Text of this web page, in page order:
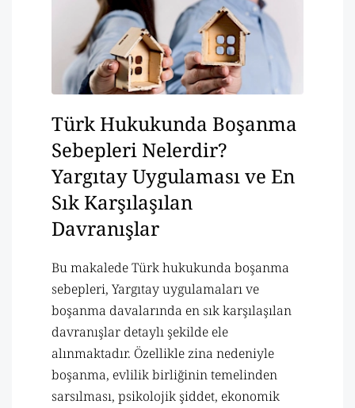
Türk Hukukunda Boşanma
Sebepleri Nelerdir?
Yargıtay Uygulaması ve En
Sık Karşılaşılan
Davranışlar
Bu makalede Türk hukukunda boşanma
sebepleri, Yargıtay uygulamaları ve
boşanma davalarında en sık karşılaşılan
davranışlar detaylı şekilde ele
alınmaktadır. Özellikle zina nedeniyle
boşanma, evlilik birliğinin temelinden
sarsılması, psikolojik şiddet, ekonomik